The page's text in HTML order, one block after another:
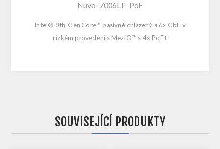
Nuvo-7006LP-PoE
Intel® 8th-Gen Core™ pasivně chlazený s 6x GbE v
nízkém provedení s MezIO™ s 4x PoE+
SOUVISEJÍCÍ PRODUKTY